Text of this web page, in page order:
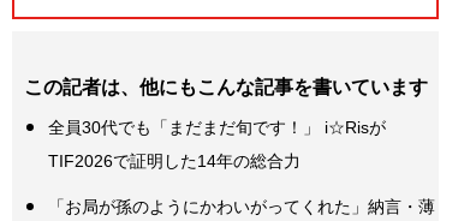
この記者は、他にもこんな記事を書いています
全員30代でも「まだまだ旬です！」 i☆Risが
TIF2026で証明した14年の総合力
「お局が孫のようにかわいがってくれた」納言・薄